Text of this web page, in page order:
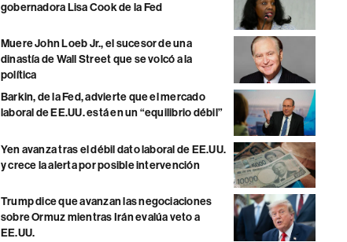
gobernadora Lisa Cook de la Fed
Muere John Loeb Jr., el sucesor de una
dinastía de Wall Street que se volcó a la
política
Barkin, de la Fed, advierte que el mercado
laboral de EE.UU. está en un “equilibrio débil”
Yen avanza tras el débil dato laboral de EE.UU.
y crece la alerta por posible intervención
Trump dice que avanzan las negociaciones
sobre Ormuz mientras Irán evalúa veto a
EE.UU.